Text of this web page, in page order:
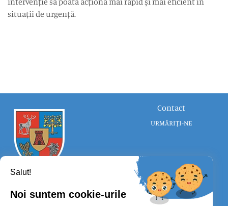
situații de urgență.
CONSILIUL JUDEȚEAN SATU MARE
Contact
URMĂRIȚI-NE
Salut!
Noi suntem cookie-urile